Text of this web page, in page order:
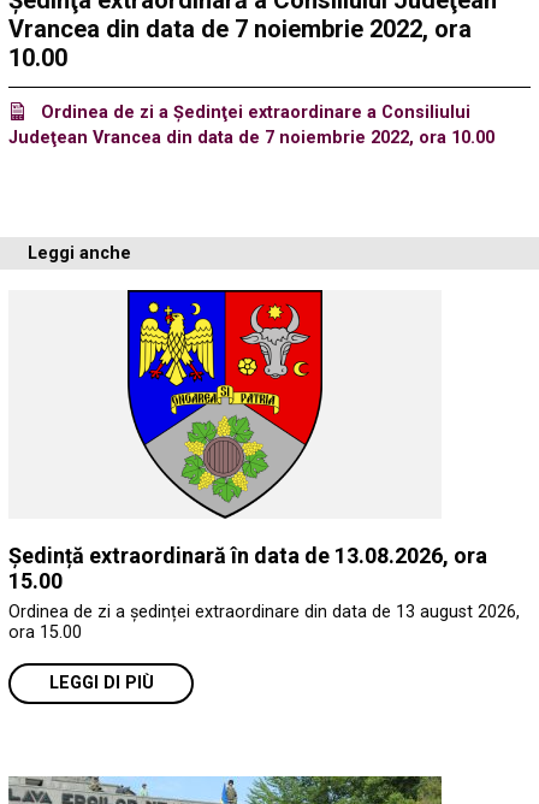
Vrancea din data de 7 noiembrie 2022, ora
10.00
Ordinea de zi a Ședinţei extraordinare a Consiliului
Judeţean Vrancea din data de 7 noiembrie 2022, ora 10.00
Leggi anche
Ședință extraordinară în data de 13.08.2026, ora
15.00
Ordinea de zi a ședinței extraordinare din data de 13 august 2026,
ora 15.00
LEGGI DI PIÙ